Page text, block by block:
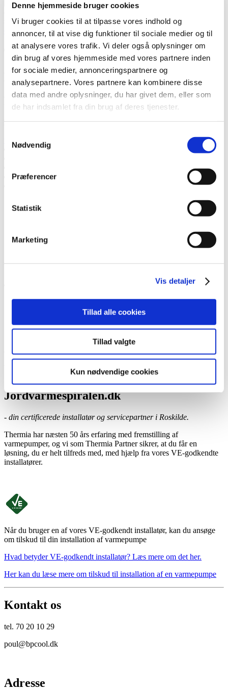
Denne hjemmeside bruger cookies
Vi bruger cookies til at tilpasse vores indhold og
annoncer, til at vise dig funktioner til sociale medier og til
at analysere vores trafik. Vi deler også oplysninger om
din brug af vores hjemmeside med vores partnere inden
for sociale medier, annonceringspartnere og
analysepartnere. Vores partnere kan kombinere disse
data med andre oplysninger, du har givet dem, eller som
de har indsamlet fra din brug af deres tjenester.
Nødvendig
Præferencer
Statistik
Marketing
Vis detaljer
Tillad alle cookies
Tillad valgte
Kun nødvendige cookies
accepterer, at Thermia registrerer mine kontaktoplysninger for min
sag. * Læs mere om, hvordan Thermia håndterer dine personlige
data.
Tak! Vi vender tilbage snarest.
Mislykkedes
Ring til os
Ring til os, hvis du har spørgsmål.
tel. 70 20 10 29
Tal med en ekspert
Book et hjemmebesøg
Tal med en ekspert
Book et hjemmebesøg
Jordvarmespiralen.dk
Certificeret Thermia-installatør og -servicepartner,
Roskilde
Jordvarmespiralen.dk
- din certificerede installatør og servicepartner i Roskilde.
Thermia har næsten 50 års erfaring med fremstilling af
varmepumper, og vi som Thermia Partner sikrer, at du får en
løsning, du er helt tilfreds med, med hjælp fra vores VE-godkendte
installatører.
Når du bruger en af vores VE-godkendt installatør, kan du ansøge
om tilskud til din installation af varmepumpe
Hvad betyder VE-godkendt installatør? Læs mere om det her.
Her kan du læse mere om tilskud til installation af en varmepumpe
Kontakt os
tel. 70 20 10 29
poul@bpcool.dk
Adresse